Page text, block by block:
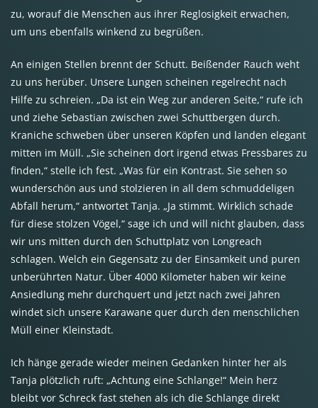
zu, worauf die Menschen aus ihrer Reglosigkeit erwachen,
um uns ebenfalls winkend zu begrüßen.
An einigen Stellen brennt der Schutt. Beißender Rauch weht
zu uns herüber. Unsere Lungen scheinen regelrecht nach
Hilfe zu schreien. „Da ist ein Weg zur anderen Seite,“ rufe ich
und ziehe Sebastian zwischen zwei Schuttbergen durch.
Kraniche schweben über unseren Köpfen und landen elegant
mitten im Müll. „Sie scheinen dort irgend etwas Fressbares zu
finden,“ stelle ich fest. „Was für ein Kontrast. Sie sehen so
wunderschön aus und stolzieren in all dem schmuddeligen
Abfall herum,“ antwortet Tanja. „Ja stimmt. Wirklich schade
für diese stolzen Vögel,“ sage ich und will nicht glauben, dass
wir uns mitten durch den Schuttplatz von Longreach
schlagen. Welch ein Gegensatz zu der Einsamkeit und puren
unberührten Natur. Über 4000 Kilometer haben wir keine
Ansiedlung mehr durchquert und jetzt nach zwei Jahren
windet sich unsere Karawane quer durch den menschlichen
Müll einer Kleinstadt.
Ich hänge gerade wieder meinen Gedanken hinter her als
Tanja plötzlich ruft: „Achtung eine Schlange!“ Mein herz
bleibt vor Schreck fast stehen als ich die Schlange direkt